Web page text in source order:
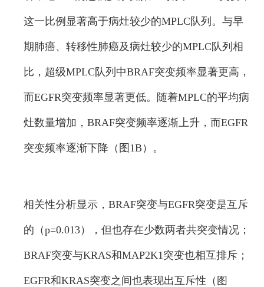
这一比例显著高于病灶较少的MPLC队列。与早
期肺癌、转移性肺癌及病灶较少的MPLC队列相
比，超级MPLC队列中BRAF突变频率显著更高，
而EGFR突变频率显著更低。随着MPLC的平均病
灶数量增加，BRAF突变频率逐渐上升，而EGFR
突变频率逐渐下降（图1B）。
相关性分析显示，BRAF突变与EGFR突变是互斥
的（p=0.013），但也存在少数两者共突变情况；
BRAF突变与KRAS和MAP2K1突变也相互排斥；
EGFR和KRAS突变之间也表现出互斥性（图